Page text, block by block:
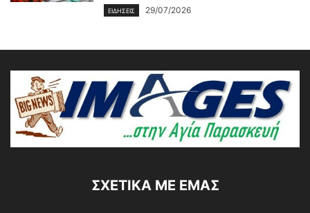
ΕΙΔΗΣΕΙΣ 29/07/2026
ΣΧΕΤΙΚΆ ΜΕ ΕΜΆΣ